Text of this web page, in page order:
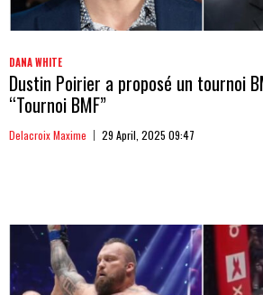
DANA WHITE
Dustin Poirier a proposé un tournoi
“Tournoi BMF”
Delacroix Maxime 29 April, 2025 09:47